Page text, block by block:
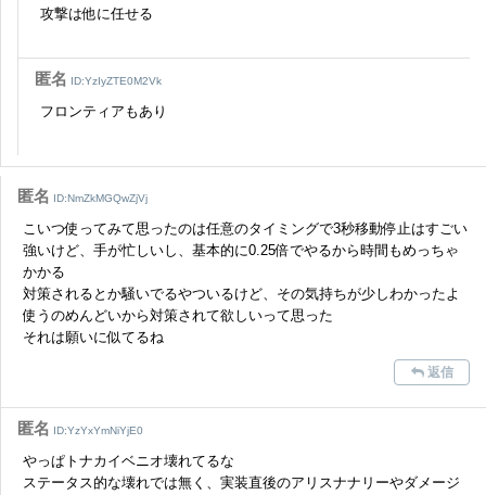
攻撃は他に任せる
匿名 ID:YzIyZTE0M2Vk
フロンティアもあり
匿名 ID:NmZkMGQwZjVj
こいつ使ってみて思ったのは任意のタイミングで3秒移動停止はすごい
強いけど、手が忙しいし、基本的に0.25倍でやるから時間もめっちゃ
かかる
対策されるとか騒いでるやついるけど、その気持ちが少しわかったよ
使うのめんどいから対策されて欲しいって思った
それは願いに似てるね
返信
匿名 ID:YzYxYmNiYjE0
やっぱトナカイベニオ壊れてるな
ステータス的な壊れでは無く、実装直後のアリスナナリーやダメージ